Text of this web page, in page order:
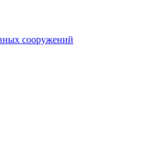
сооружений